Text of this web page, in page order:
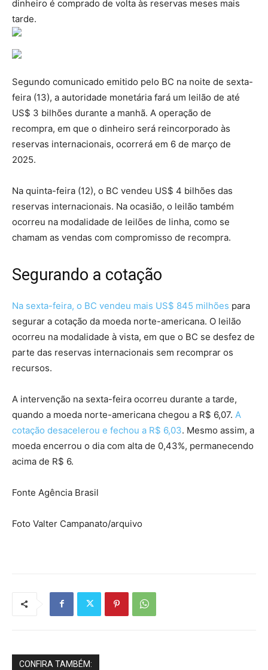
dinheiro é comprado de volta às reservas meses mais
tarde.
Segundo comunicado emitido pelo BC na noite de sexta-
feira (13), a autoridade monetária fará um leilão de até
US$ 3 bilhões durante a manhã. A operação de
recompra, em que o dinheiro será reincorporado às
reservas internacionais, ocorrerá em 6 de março de
2025.
Na quinta-feira (12), o BC vendeu US$ 4 bilhões das
reservas internacionais. Na ocasião, o leilão também
ocorreu na modalidade de leilões de linha, como se
chamam as vendas com compromisso de recompra.
Segurando a cotação
Na sexta-feira, o BC vendeu mais US$ 845 milhões para
segurar a cotação da moeda norte-americana. O leilão
ocorreu na modalidade à vista, em que o BC se desfez de
parte das reservas internacionais sem recomprar os
recursos.
A intervenção na sexta-feira ocorreu durante a tarde,
quando a moeda norte-americana chegou a R$ 6,07. A
cotação desacelerou e fechou a R$ 6,03. Mesmo assim, a
moeda encerrou o dia com alta de 0,43%, permanecendo
acima de R$ 6.
Fonte Agência Brasil
Foto Valter Campanato/arquivo
CONFIRA TAMBÉM: